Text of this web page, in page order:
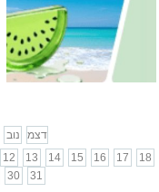
נוב
דצמ
12 13 14 15 16 17
18
30 31